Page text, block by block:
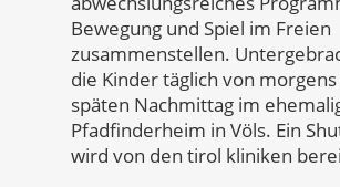
Bewegung und Spiel im Freien
zusammenstellen.
die Kinder täglich von
späten Nachmittag im
Pfadfinderheim in Völs. Ein
wird von den tirol kliniken